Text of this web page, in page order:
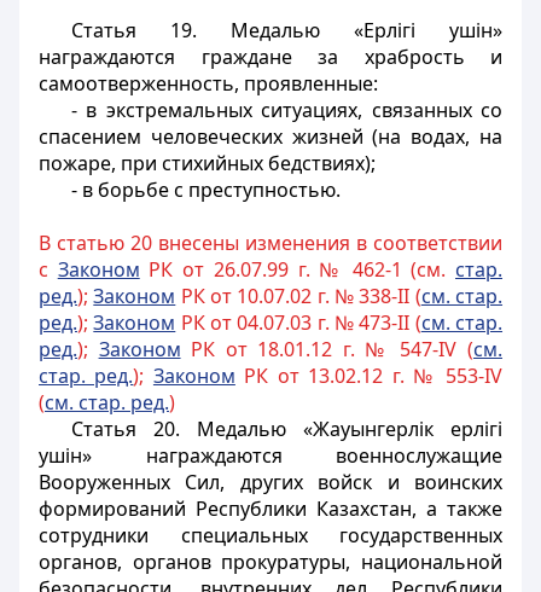
Статья 19. Медалью «Ерлiгi ушiн»
награждаются граждане за храбрость и
самоотверженность, проявленные:
- в экстремальных ситуациях, связанных со
спасением человеческих жизней (на водах, на
пожаре, при стихийных бедствиях);
- в борьбе с преступностью.
В статью 20 внесены изменения в соответствии
с Законом РК от 26.07.99 г. № 462-1 (см. стар.
ред.);Законом РК от 10.07.02 г. № 338-II (см. стар.
ред.);Законом РК от 04.07.03 г. № 473-II (см. стар.
ред.); Законом РК от 18.01.12 г. № 547-IV (см.
стар. ред.); Законом РК от 13.02.12 г. № 553-IV
(см. стар. ред.)
Статья 20. Медалью «Жауынгерлiк epлiгi
ушiн» награждаются военнослужащие
Вооруженных Сил, других войск и воинских
формирований Республики Казахстан, а также
сотрудники специальных государственных
органов, органов прокуратуры, национальной